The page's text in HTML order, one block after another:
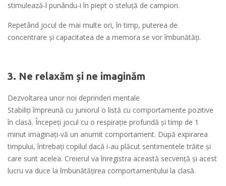
stimulează-l punându-i în piept o steluță de campion.
Repetând jocul de mai multe ori, în timp, puterea de
concentrare și capacitatea de a memora se vor îmbunătăți.
3. Ne relaxăm și ne imaginăm
Dezvoltarea unor noi deprinderi mentale
Stabiliți împreună cu juniorul o listă cu comportamente pozitive
în clasă. Începeți jocul cu o respirație profundă și timp de 1
minut imaginați-vă un anumit comportament. După expirarea
timpului, întrebați copilul dacă i-au plăcut sentimentele trăite și
care sunt acelea. Creierul va înregistra această secvență și acest
lucru va duce la îmbunătățirea comportamentului la clasă.